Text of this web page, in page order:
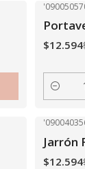
$12.594
Cantidad
Jarrón
$12.594